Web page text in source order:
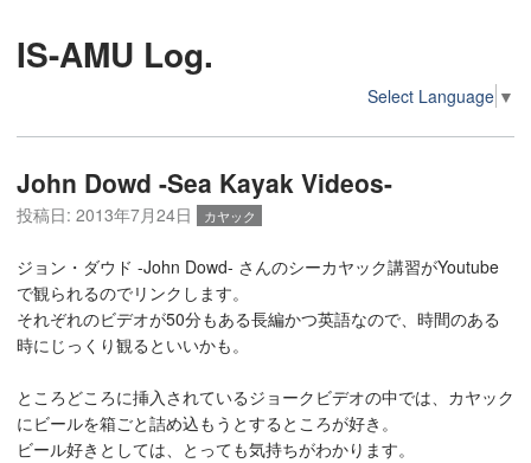
IS-AMU Log.
Select Language ▼
John Dowd -Sea Kayak Videos-
投稿日: 2013年7月24日 カヤック
ジョン・ダウド -John Dowd- さんのシーカヤック講習がYoutube
で観られるのでリンクします。
それぞれのビデオが50分もある長編かつ英語なので、時間のある
時にじっくり観るといいかも。
ところどころに挿入されているジョークビデオの中では、カヤック
にビールを箱ごと詰め込もうとするところが好き。
ビール好きとしては、とっても気持ちがわかります。